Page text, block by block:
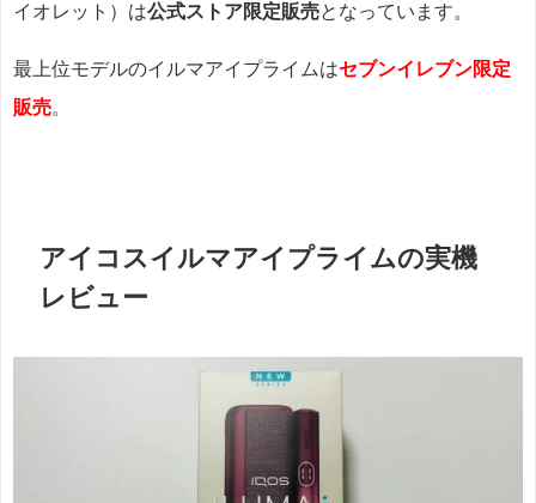
イオレット）は公式ストア限定販売となっています。
最上位モデルのイルマアイプライムはセブンイレブン限定
販売。
アイコスイルマアイプライムの実機
レビュー